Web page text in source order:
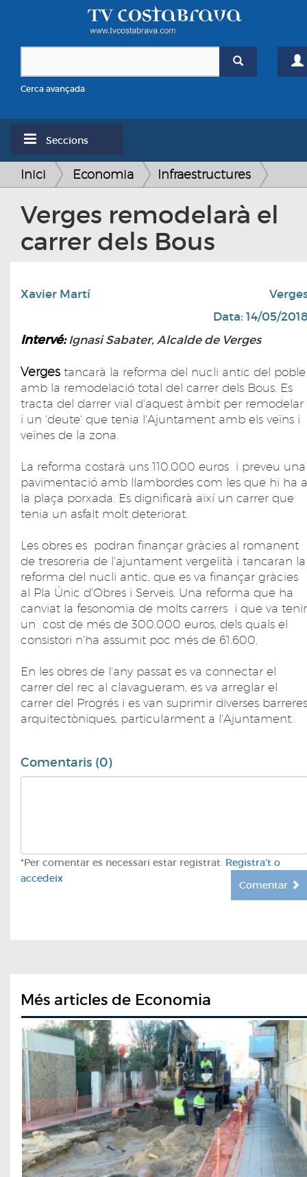
Cerca avançada
Seccions
Inici Economia Infraestructures
Verges remodelarà el
carrer dels Bous
Xavier Martí
Data: 14/05/
Intervé:Ignasi Sabater, Alcalde de Verges
Verges tancarà la reforma del nucli antic del poble
amb la remodelació total del carrer dels Bous. Es
tracta del darrer vial d'aquest àmbit per remodelar
i un 'deute' que tenia l'Ajuntament amb els veïns i
veïnes de la zona.
La reforma costarà uns 110.000 euros i preveu una
pavimentació amb llambordes com les que hi ha a
la plaça porxada. Es dignificarà així un carrer que
tenia un asfalt molt deteriorat.
Les obres es podran finançar gràcies al romanent
de tresoreria de l'ajuntament vergelità i tancaran la
reforma del nucli antic, que es va finançar gràcies
al Pla Únic d'Obres i Serveis. Una reforma que ha
canviat la fesonomia de molts carrers i que va tenir
un cost de més de 300.000 euros, dels quals el
consistori n'ha assumit poc més de 61.600.
En les obres de l'any passat es va connectar el
carrer del rec al clavagueram, es va arreglar el
carrer del Progrés i es van suprimir diverses barreres
arquitectòniques, particularment a l'Ajuntament.
Comentaris (0)
*Per comentar es necessari estar registrat. Registra't o
accedeix
Comentar
Més articles de Economia